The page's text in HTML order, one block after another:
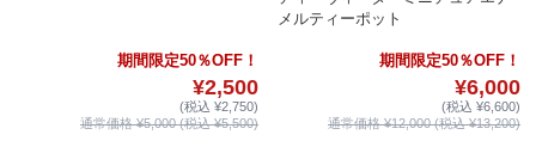
期間限定50％OFF！
¥2,500
(税込 ¥2,750)
通常価格 ¥5,000 (税込 ¥5,500)
メルティーポット
期間限定50％OFF！
¥6,000
(税込 ¥6,600)
通常価格 ¥12,000 (税込 ¥13,200)